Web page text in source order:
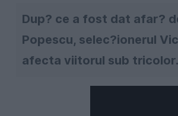
Dup? ce a fost dat afar?
Popescu, selec?ionerul
afecta viitorul sub tricolor.